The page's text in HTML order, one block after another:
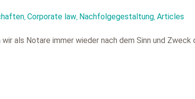
, Corporate law, Nachfolgegestaltung, Articles
als Notare immer wieder nach dem Sinn und